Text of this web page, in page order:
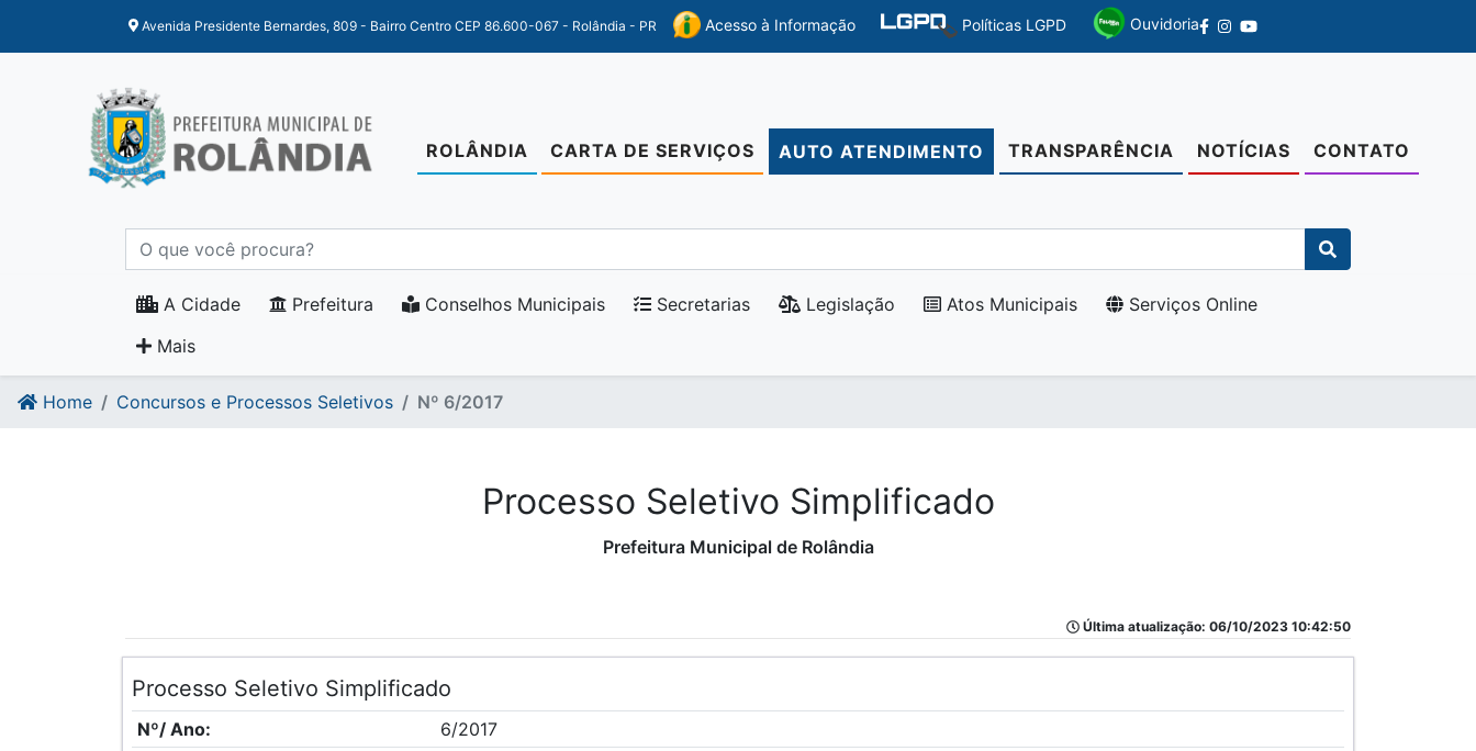
Avenida Presidente Bernardes, 809 - Bairro Centro CEP 86.600-067 - Rolândia - PR Acesso à Informação Políticas LGPD Ouvidoria
ROLÂNDIA CARTA DE SERVIÇOS AUTO ATENDIMENTO TRANSPARÊNCIA NOTÍCIAS CONTATO
A Cidade Prefeitura Conselhos Municipais Secretarias Legislação Atos Municipais
Serviços Online
Mais
Home Concursos e Processos Seletivos Nº 6/2017
Processo Seletivo Simplificado
Prefeitura Municipal de Rolândia
Última atualização: 06/10/2023 10:42:50
Processo Seletivo Simplificado
Nº/ Ano:
6/2017